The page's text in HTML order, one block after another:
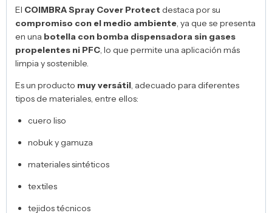
El COIMBRA Spray Cover Protect destaca por su
compromiso con el medio ambiente, ya que se presenta
en una botella con bomba dispensadora sin gases
propelentes ni PFC, lo que permite una aplicación más
limpia y sostenible.
Es un producto muy versátil, adecuado para diferentes
tipos de materiales, entre ellos:
cuero liso
nobuk y gamuza
materiales sintéticos
textiles
tejidos técnicos